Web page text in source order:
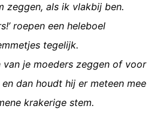
zeggen, als ik vlakbij ben.
roepen een heleboel
tegelijk.
van je moeders zeggen of voor
dan houdt hij er meteen mee
krakerige stem.